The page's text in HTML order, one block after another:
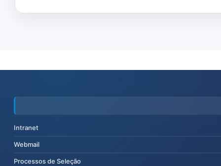
Intranet
Webmail
Processos de Seleção